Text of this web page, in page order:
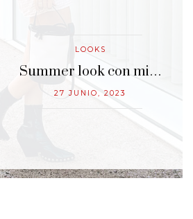
LOOKS
Summer look con mi…
27 JUNIO, 2023